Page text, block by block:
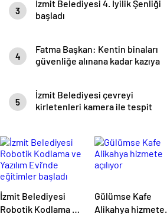
3
İzmit Belediyesi 4. İyilik Şenliği
başladı
4
Fatma Başkan: Kentin binaları
güvenliğe alınana kadar kazıya
5
İzmit Belediyesi çevreyi
kirletenleri kamera ile tespit
İzmit Belediyesi
Robotik Kodlama ve
Gülümse Kafe
Alikahya hizmete